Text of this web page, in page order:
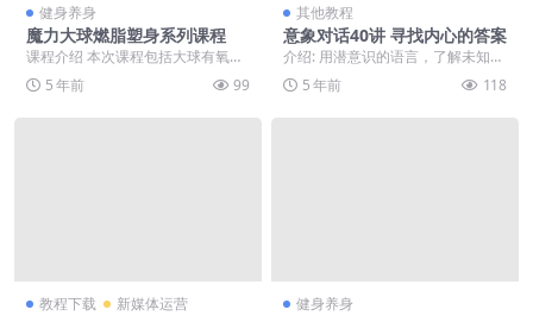
健身养身
魔力大球燃脂塑身系列课程
课程介绍 本次课程包括大球有氧
操、大球舞韵伸展、大球普拉提三
大内容，跟随动感音乐...
5 年前 99
其他教程
意象对话40讲 寻找内心的答案
介绍: 用潜意识的语言，了解未知的
自己！
5 年前 118
教程下载 新媒体运营 健身养身